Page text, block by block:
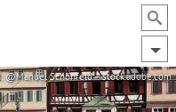
@Manuel Schönfeld – stock.adobe.com